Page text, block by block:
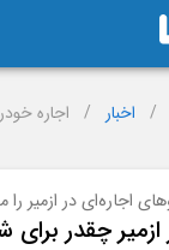
/ اخبار / اجاره
اجاره‌ای در ازمیر را
چقدر برای